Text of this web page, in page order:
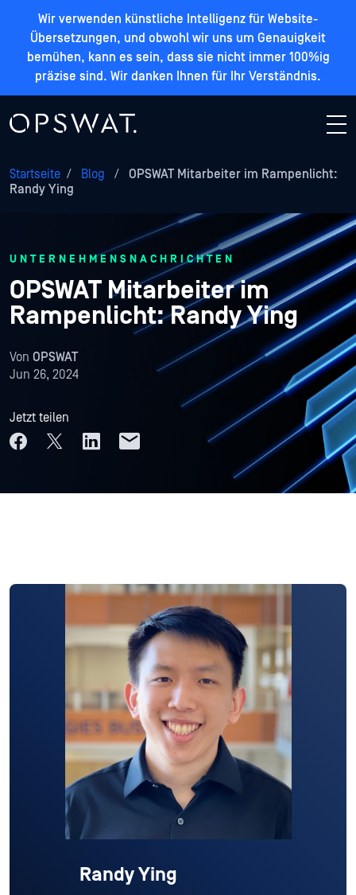
Wir verwenden künstliche Intelligenz für Website-
Übersetzungen, und obwohl wir uns um Genauigkeit
bemühen, kann es sein, dass sie nicht immer 100%ig
präzise sind. Wir danken Ihnen für Ihr Verständnis.
Startseite / Blog /
OPSWAT Mitarbeiter im Rampenlicht:
Randy Ying
UNTERNEHMENSNACHRICHTEN
OPSWAT Mitarbeiter im
Rampenlicht: Randy Ying
Von OPSWAT
Jun 26, 2024
Jetzt teilen
Randy Ying